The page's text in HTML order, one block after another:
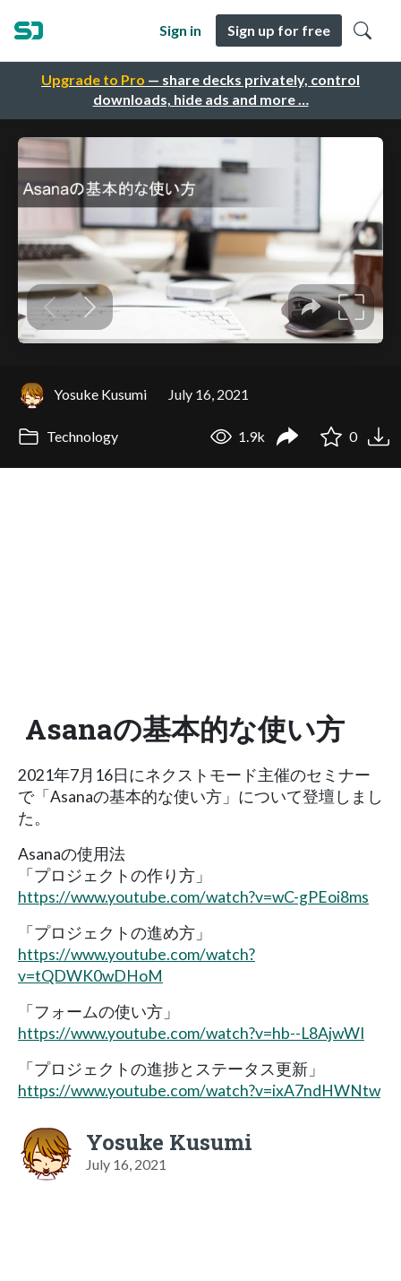
Upgrade to Pro — share decks privately, control
downloads, hide ads and more …
Sign in Sign up for free
Yosuke Kusumi July 16, 2021
Technology 1.9k 0
Asanaの基本的な使い方
2021年7月16日にネクストモード主催のセミナー
で「Asanaの基本的な使い方」について登壇しまし
た。
Asanaの使用法
「プロジェクトの作り方」
https://www.youtube.com/watch?v=wC-gPEoi8ms
「プロジェクトの進め方」
https://www.youtube.com/watch?
v=tQDWK0wDHoM
「フォームの使い方」
https://www.youtube.com/watch?v=hb--L8AjwWI
「プロジェクトの進捗とステータス更新」
https://www.youtube.com/watch?v=ixA7ndHWNtw
Yosuke Kusumi
July 16, 2021